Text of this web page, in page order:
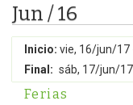
Jun / 16
Inicio: vie, 16/jun/17
Final: sáb, 17/jun/
Ferias